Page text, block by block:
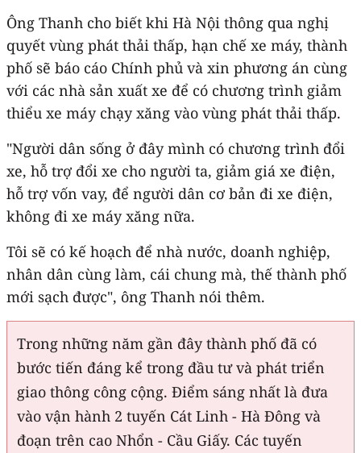
Ông Thanh cho biết khi Hà Nội thông qua nghị
quyết vùng phát thải thấp, hạn chế xe máy, thành
phố sẽ báo cáo Chính phủ và xin phương án cùng
với các nhà sản xuất xe để có chương trình giảm
thiểu xe máy chạy xăng vào vùng phát thải thấp.
"Người dân sống ở đây mình có chương trình đổi
xe, hỗ trợ đổi xe cho người ta, giảm giá xe điện,
hỗ trợ vốn vay, để người dân cơ bản đi xe điện,
không đi xe máy xăng nữa.
Tôi sẽ có kế hoạch để nhà nước, doanh nghiệp,
nhân dân cùng làm, cái chung mà, thế thành phố
mới sạch được", ông Thanh nói thêm.
Trong những năm gần đây thành phố đã có
bước tiến đáng kể trong đầu tư và phát triển
giao thông công cộng. Điểm sáng nhất là đưa
vào vận hành 2 tuyến Cát Linh - Hà Đông và
đoạn trên cao Nhổn - Cầu Giấy. Các tuyến